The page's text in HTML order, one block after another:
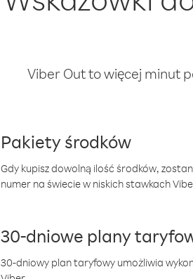
Viber Out to więcej minut
Pakiety środków
Gdy kupisz dowolną ilość środków,
numer na świecie w niskich stawkach
30-dniowe plany
30-dniowy plan taryfowy umożliwia